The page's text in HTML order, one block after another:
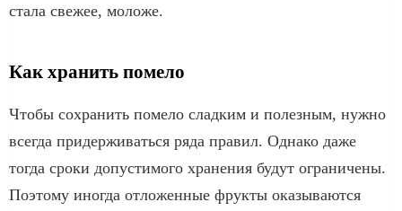
стала свежее, моложе.
Как хранить помело
Чтобы сохранить помело сладким и полезным, нужно
всегда придерживаться ряда правил. Однако даже
тогда сроки допустимого хранения будут ограничены.
Поэтому иногда отложенные фрукты оказываются